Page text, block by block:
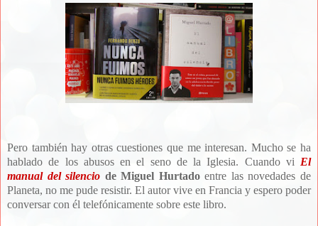
Pero también hay otras cuestiones que me interesan. Mucho se ha
hablado de los abusos en el seno de la Iglesia. Cuando vi El
manual del silencio de Miguel Hurtadoentre las novedades de
Planeta, no me pude resistir. El autor vive en Francia y espero poder
conversar con él telefónicamente sobre este libro.